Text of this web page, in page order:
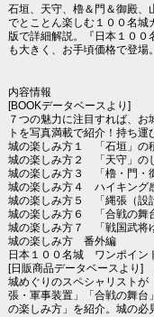
石垣、天守、櫓＆門＆御殿、
でとことん楽しむ１００名城
版で詳細解説。『日本１０
も大きく、お手頃価格で登場。
内容情報
[BOOKデータベースより]
７つの魅力に注目すれば、
トを写真満載で紹介！持ち運
城の楽しみ方１ 「石垣」の
城の楽しみ方２ 「天守」の
城の楽しみ方３ 「櫓・門・
城の楽しみ方４ ハイキング
城の楽しみ方５ 「縄張（設
城の楽しみ方６ 「合戦の舞
城の楽しみ方７ 「戦国武将
城の楽しみ方 番外編
日本１００名城 ワンポイン
[日販商品データベースより]
城めぐりのスペシャリストが
張・軍事装置」「合戦の舞台
の楽しみ方」を紹介。城の必